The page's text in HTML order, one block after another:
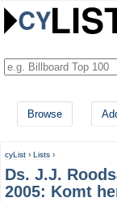
Browse
cyList › Lists ›
Ds. J.J.
2005: Komt